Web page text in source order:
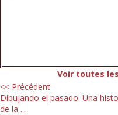
Voir toutes
<< Précédent
Dibujando el pasado. Una
de la ...